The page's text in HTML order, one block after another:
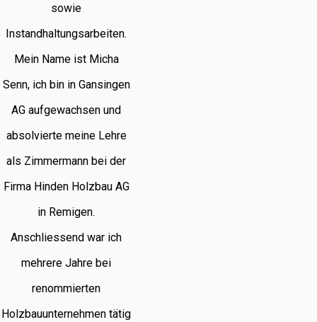
sowie
Instandhaltungsarbeiten.
Mein Name ist Micha
Senn, ich bin in Gansingen
AG aufgewachsen und
absolvierte meine Lehre
als Zimmermann bei der
Firma Hinden Holzbau AG
in Remigen.
Anschliessend war ich
mehrere Jahre bei
renommierten
Holzbauunternehmen tätig